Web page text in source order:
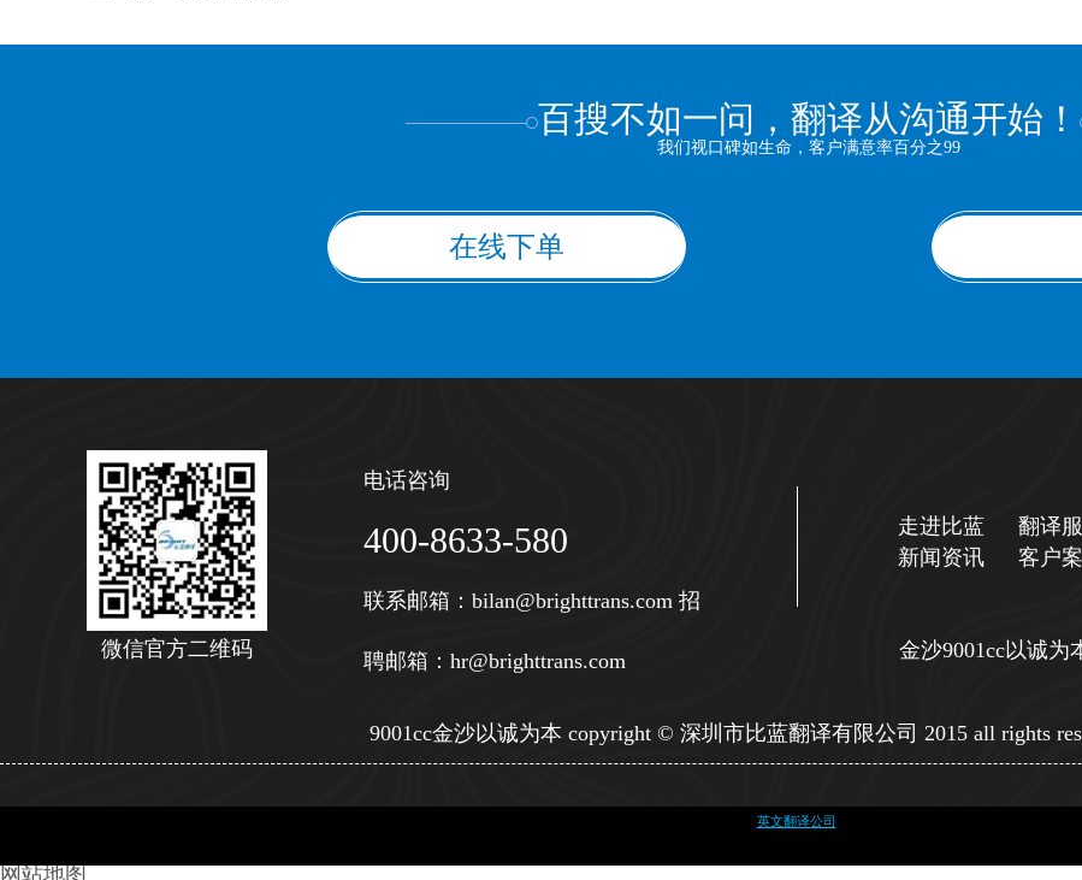
百搜不如一问，翻译从沟通开始！
我们视口碑如生命，客户满意率百分之99
在线下单
微信官方二维码
电话咨询
400-8633-580
联系邮箱： bilan@brighttrans.com 招
聘邮箱： hr@brighttrans.com
走进比蓝 翻译
新闻资讯
客户
金沙9001cc以诚为
9001cc金沙以诚为本 copyright © 深圳市比蓝翻译有限公司 2015 all rights
英文翻译公司
网站地图